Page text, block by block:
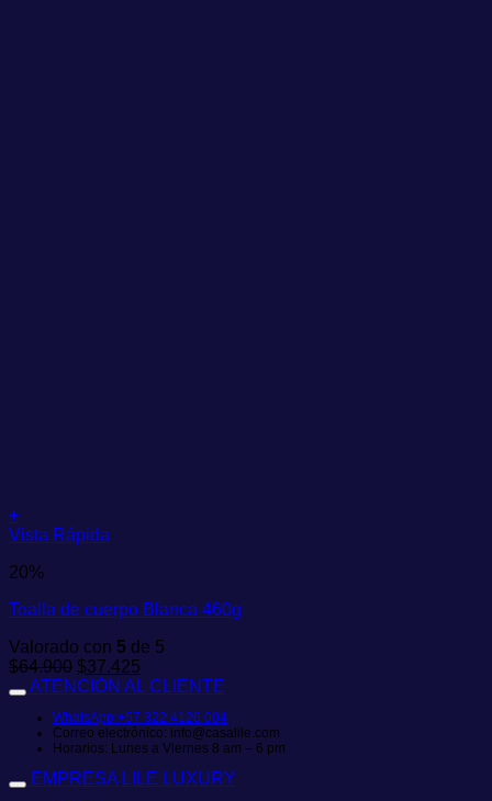
+
Vista Rápida
20%
Toalla de cuerpo Blanca 460g
Valorado con 5 de 5
$64.900 El
precio
era:
$64.900.
$37.425
precio
es:
$37.425.
ATENCIÓN AL CLIENTE
WhatsApp:+57 322 4126 004
Correo electrónico: info@casalile.com
Horarios: Lunes a Viernes 8 am – 6 pm
EMPRESA LILE LUXURY